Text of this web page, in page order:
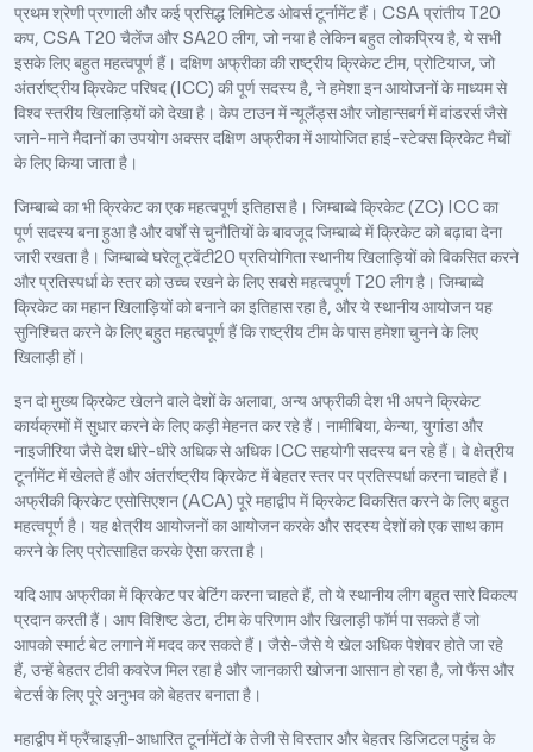
प्रथम श्रेणी प्रणाली और कई प्रसिद्ध लिमिटेड ओवर्स टूर्नामेंट हैं। CSA प्रांतीय T20
कप, CSA T20 चैलेंज और SA20 लीग, जो नया है लेकिन बहुत लोकप्रिय है, ये सभी
इसके लिए बहुत महत्वपूर्ण हैं। दक्षिण अफ्रीका की राष्ट्रीय क्रिकेट टीम, प्रोटियाज, जो
अंतर्राष्ट्रीय क्रिकेट परिषद (ICC) की पूर्ण सदस्य है, ने हमेशा इन आयोजनों के माध्यम से
विश्व स्तरीय खिलाड़ियों को देखा है। केप टाउन में न्यूलैंड्स और जोहान्सबर्ग में वांडरर्स जैसे
जाने-माने मैदानों का उपयोग अक्सर दक्षिण अफ्रीका में आयोजित हाई-स्टेक्स क्रिकेट मैचों
के लिए किया जाता है।
जिम्बाब्वे का भी क्रिकेट का एक महत्वपूर्ण इतिहास है। जिम्बाब्वे क्रिकेट (ZC) ICC का
पूर्ण सदस्य बना हुआ है और वर्षों से चुनौतियों के बावजूद जिम्बाब्वे में क्रिकेट को बढ़ावा देना
जारी रखता है। जिम्बाब्वे घरेलू ट्वेंटी20 प्रतियोगिता स्थानीय खिलाड़ियों को विकसित करने
और प्रतिस्पर्धा के स्तर को उच्च रखने के लिए सबसे महत्वपूर्ण T20 लीग है। जिम्बाब्वे
क्रिकेट का महान खिलाड़ियों को बनाने का इतिहास रहा है, और ये स्थानीय आयोजन यह
सुनिश्चित करने के लिए बहुत महत्वपूर्ण हैं कि राष्ट्रीय टीम के पास हमेशा चुनने के लिए
खिलाड़ी हों।
इन दो मुख्य क्रिकेट खेलने वाले देशों के अलावा, अन्य अफ्रीकी देश भी अपने क्रिकेट
कार्यक्रमों में सुधार करने के लिए कड़ी मेहनत कर रहे हैं। नामीबिया, केन्या, युगांडा और
नाइजीरिया जैसे देश धीरे-धीरे अधिक से अधिक ICC सहयोगी सदस्य बन रहे हैं। वे क्षेत्रीय
टूर्नामेंट में खेलते हैं और अंतर्राष्ट्रीय क्रिकेट में बेहतर स्तर पर प्रतिस्पर्धा करना चाहते हैं।
अफ्रीकी क्रिकेट एसोसिएशन (ACA) पूरे महाद्वीप में क्रिकेट विकसित करने के लिए बहुत
महत्वपूर्ण है। यह क्षेत्रीय आयोजनों का आयोजन करके और सदस्य देशों को एक साथ काम
करने के लिए प्रोत्साहित करके ऐसा करता है।
यदि आप अफ्रीका में क्रिकेट पर बेटिंग करना चाहते हैं, तो ये स्थानीय लीग बहुत सारे विकल्प
प्रदान करती हैं। आप विशिष्ट डेटा, टीम के परिणाम और खिलाड़ी फॉर्म पा सकते हैं जो
आपको स्मार्ट बेट लगाने में मदद कर सकते हैं। जैसे-जैसे ये खेल अधिक पेशेवर होते जा रहे
हैं, उन्हें बेहतर टीवी कवरेज मिल रहा है और जानकारी खोजना आसान हो रहा है, जो फैंस और
बेटर्स के लिए पूरे अनुभव को बेहतर बनाता है।
महाद्वीप में फ्रैंचाइज़ी-आधारित टूर्नामेंटों के तेजी से विस्तार और बेहतर डिजिटल पहुंच के